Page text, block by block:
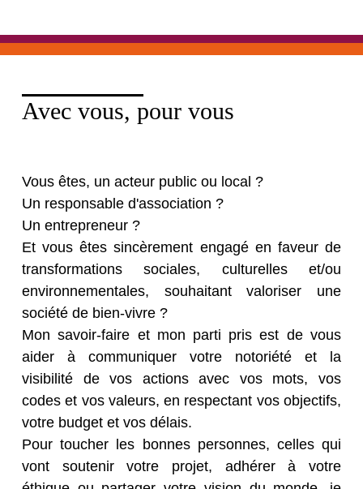
Avec vous, pour vous
Vous êtes, un acteur public ou local ?
Un responsable d'association ?
Un entrepreneur ?
Et vous êtes sincèrement engagé en faveur de
transformations sociales, culturelles et/ou
environnementales, souhaitant valoriser une
société de bien-vivre ?
Mon savoir-faire et mon parti pris est de vous
aider à communiquer votre notoriété et la
visibilité de vos actions avec vos mots, vos
codes et vos valeurs, en respectant vos objectifs,
votre budget et vos délais.
Pour toucher les bonnes personnes, celles qui
vont soutenir votre projet, adhérer à votre